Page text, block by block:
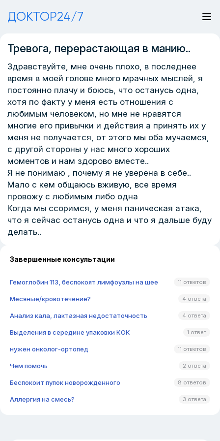
ДОКТОР24/7
Тревога, перерастающая в манию..
Здравствуйте, мне очень плохо, в последнее
время в моей голове много мрачных мыслей, я
постоянно плачу и боюсь, что останусь одна,
хотя по факту у меня есть отношения с
любимым человеком, но мне не нравятся
многие его привычки и действия а принять их у
меня не получается, от этого мы оба мучаемся,
с другой стороны у нас много хороших
моментов и нам здорово вместе..
Я не понимаю , почему я не уверена в себе..
Мало с кем общаюсь вживую, все время
провожу с любимым либо одна
Когда мы ссоримся, у меня паническая атака,
что я сейчас останусь одна и что я дальше буду
делать..
Завершенные консультации
Гемоглобин 113, беспокоят лимфоузлы на шее 11 ответов
Месяные/кровотечение? 4 ответа
Анализ кала, лактазная недостаточность 4 ответа
Выделения в середине упаковки КОК 1 ответ
нужен онколог-ортопед 11 ответов
Чем помочь 2 ответа
Беспокоит пупок новорожденного 8 ответов
Аллергия на смесь? 3 ответа